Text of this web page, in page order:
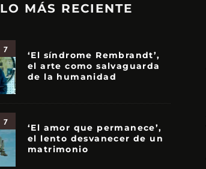
LO MÁS RECIENTE
7
‘El síndrome Rembrandt’,
el arte como salvaguarda
de la humanidad
7
‘El amor que permanece’,
el lento desvanecer de un
matrimonio